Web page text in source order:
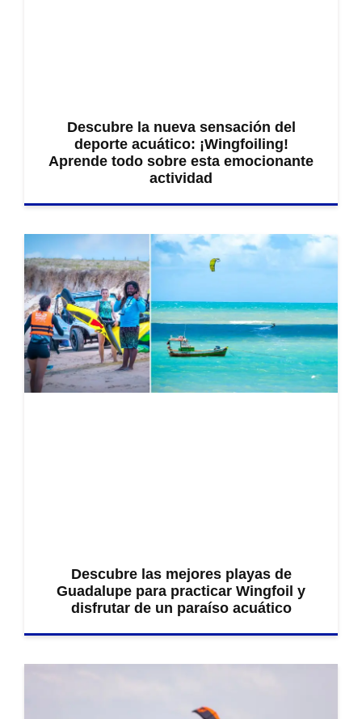
Descubre la nueva sensación del
deporte acuático: ¡Wingfoiling!
Aprende todo sobre esta emocionante
actividad
Descubre las mejores playas de
Guadalupe para practicar Wingfoil y
disfrutar de un paraíso acuático